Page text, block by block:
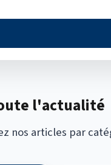
l'actualité
nos articles par